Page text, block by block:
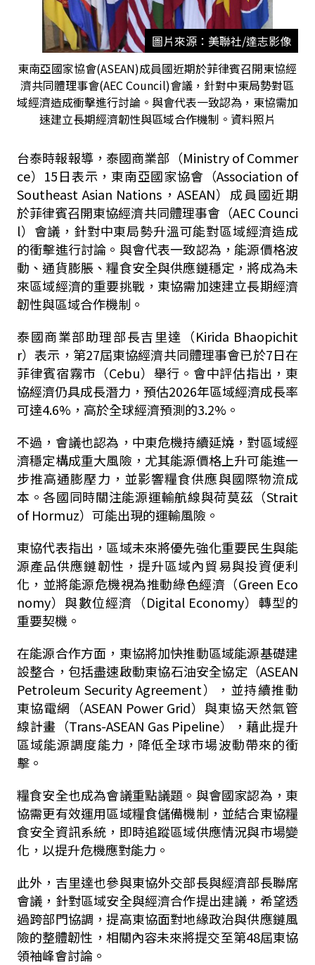
圖片來源：美聯社/達志影像
東南亞國家協會(ASEAN)成員國近期於菲律賓召開東協經
濟共同體理事會(AEC Council)會議，針對中東局勢對區
域經濟造成衝擊進行討論。與會代表一致認為，東協需加
速建立長期經濟韌性與區域合作機制。資料照片
台泰時報報導，泰國商業部（Ministry of Commer
ce）15日表示，東南亞國家協會（Association of
Southeast Asian Nations，ASEAN）成員國近期
於菲律賓召開東協經濟共同體理事會（AEC Counci
l）會議，針對中東局勢升溫可能對區域經濟造成
的衝擊進行討論。與會代表一致認為，能源價格波
動、通貨膨脹、糧食安全與供應鏈穩定，將成為未
來區域經濟的重要挑戰，東協需加速建立長期經濟
韌性與區域合作機制。
泰國商業部助理部長吉里達（Kirida Bhaopichit
r）表示，第27屆東協經濟共同體理事會已於7日在
菲律賓宿霧市（Cebu）舉行。會中評估指出，東
協經濟仍具成長潛力，預估2026年區域經濟成長率
可達4.6%，高於全球經濟預測的3.2%。
不過，會議也認為，中東危機持續延燒，對區域經
濟穩定構成重大風險，尤其能源價格上升可能進一
步推高通膨壓力，並影響糧食供應與國際物流成
本。各國同時關注能源運輸航線與荷莫茲（Strait
of Hormuz）可能出現的運輸風險。
東協代表指出，區域未來將優先強化重要民生與能
源產品供應鏈韌性，提升區域內貿易與投資便利
化，並將能源危機視為推動綠色經濟（Green Eco
nomy）與數位經濟（Digital Economy）轉型的
重要契機。
在能源合作方面，東協將加快推動區域能源基礎建
設整合，包括盡速啟動東協石油安全協定（ASEAN
Petroleum Security Agreement），並持續推動
東協電網（ASEAN Power Grid）與東協天然氣管
線計畫（Trans-ASEAN Gas Pipeline），藉此提升
區域能源調度能力，降低全球市場波動帶來的衝
擊。
糧食安全也成為會議重點議題。與會國家認為，東
協需更有效運用區域糧食儲備機制，並結合東協糧
食安全資訊系統，即時追蹤區域供應情況與市場變
化，以提升危機應對能力。
此外，吉里達也參與東協外交部長與經濟部長聯席
會議，針對區域安全與經濟合作提出建議，希望透
過跨部門協調，提高東協面對地緣政治與供應鏈風
險的整體韌性，相關內容未來將提交至第48屆東協
領袖峰會討論。